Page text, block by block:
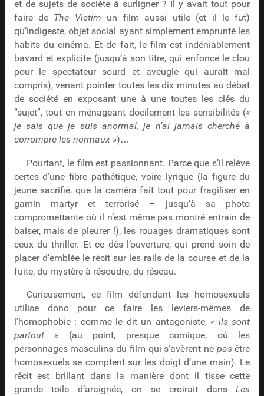
et de sujets de société à surligner ? Il y avait tout pour
faire de The Victim un film aussi utile (et il le fut)
qu’indigeste, objet social ayant simplement emprunté les
habits du cinéma. Et de fait, le film est indéniablement
bavard et explicite (jusqu’à son titre, qui enfonce le clou
pour le spectateur sourd et aveugle qui aurait mal
compris), venant pointer toutes les dix minutes au débat
de société en exposant une à une toutes les clés du
“sujet”, tout en ménageant docilement les sensibilités («
je sais que je suis anormal, je n’ai jamais cherché à
corrompre les normaux »)…
Pourtant, le film est passionnant. Parce que s’il relève
certes d’une fibre pathétique, voire lyrique (la figure du
jeune sacrifié, que la caméra fait tout pour fragiliser en
gamin martyr et terrorisé – jusqu’à sa photo
compromettante où il n’est même pas montré entrain de
baiser, mais de pleurer !), les rouages dramatiques sont
ceux du thriller. Et ce dès l’ouverture, qui prend soin de
placer d’emblée le récit sur les rails de la course et de la
fuite, du mystère à résoudre, du réseau.
Curieusement, ce film défendant les homosexuels
utilise donc pour ce faire les leviers-mêmes de
l’homophobie : comme le dit un antagoniste, « ils sont
partout » (au point, presque comique, où les
personnages masculins du film qui s’avèrent ne pasêtre
homosexuels se comptent sur les doigt d’une main). Le
récit est brillant dans la manière dont il tisse cette
grande toile d’araignée, on se croirait dansLes